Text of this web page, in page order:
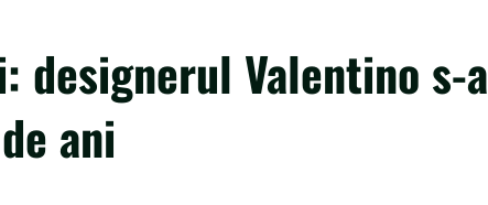
designerul Valentino s-a
ani